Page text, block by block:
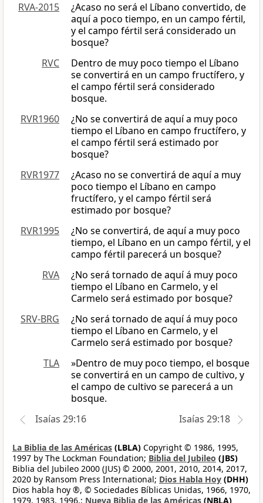
RVA-2015
¿Acaso no será el Líbano convertido, de
aquí a poco tiempo, en un campo fértil,
y el campo fértil será considerado un
bosque?
RVC
Dentro de muy poco tiempo el Líbano
se convertirá en un campo fructífero, y
el campo fértil será considerado
bosque.
RVR1960
¿No se convertirá de aquí a muy poco
tiempo el Líbano en campo fructífero, y
el campo fértil será estimado por
bosque?
RVR1977
¿Acaso no se convertirá de aquí a muy
poco tiempo el Líbano en campo
fructífero, y el campo fértil será
estimado por bosque?
RVR1995
¿No se convertirá, de aquí a muy poco
tiempo, el Líbano en un campo fértil, y el
campo fértil parecerá un bosque?
RVA
¿No será tornado de aquí á muy poco
tiempo el Líbano en Carmelo, y el
Carmelo será estimado por bosque?
SRV-BRG
¿No será tornado de aquí á muy poco
tiempo el Líbano en Carmelo, y el
Carmelo será estimado por bosque?
TLA
»Dentro de muy poco tiempo, el bosque
se convertirá en un campo de cultivo, y
el campo de cultivo se parecerá a un
bosque.
Isaías 29:16
Isaías 29:18
La Biblia de las Américas (LBLA) Copyright © 1986, 1995,
1997 by The Lockman Foundation; Biblia del Jubileo (JBS)
Biblia del Jubileo 2000 (JUS) © 2000, 2001, 2010, 2014, 2017,
2020 by Ransom Press International; Dios Habla Hoy (DHH)
Dios habla hoy ®, © Sociedades Bíblicas Unidas, 1966, 1970,
1979, 1983, 1996.; Nueva Biblia de las Américas (NBLA)